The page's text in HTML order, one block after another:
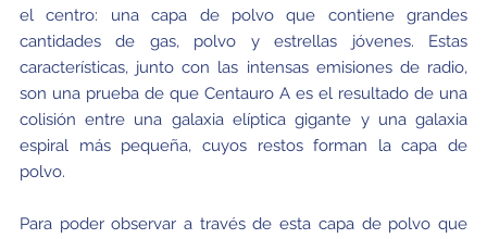
el centro: una capa de polvo que contiene grandes
cantidades de gas, polvo y estrellas jóvenes. Estas
características, junto con las intensas emisiones de radio,
son una prueba de que Centauro A es el resultado de una
colisión entre una galaxia elíptica gigante y una galaxia
espiral más pequeña, cuyos restos forman la capa de
polvo.
Para poder observar a través de esta capa de polvo que